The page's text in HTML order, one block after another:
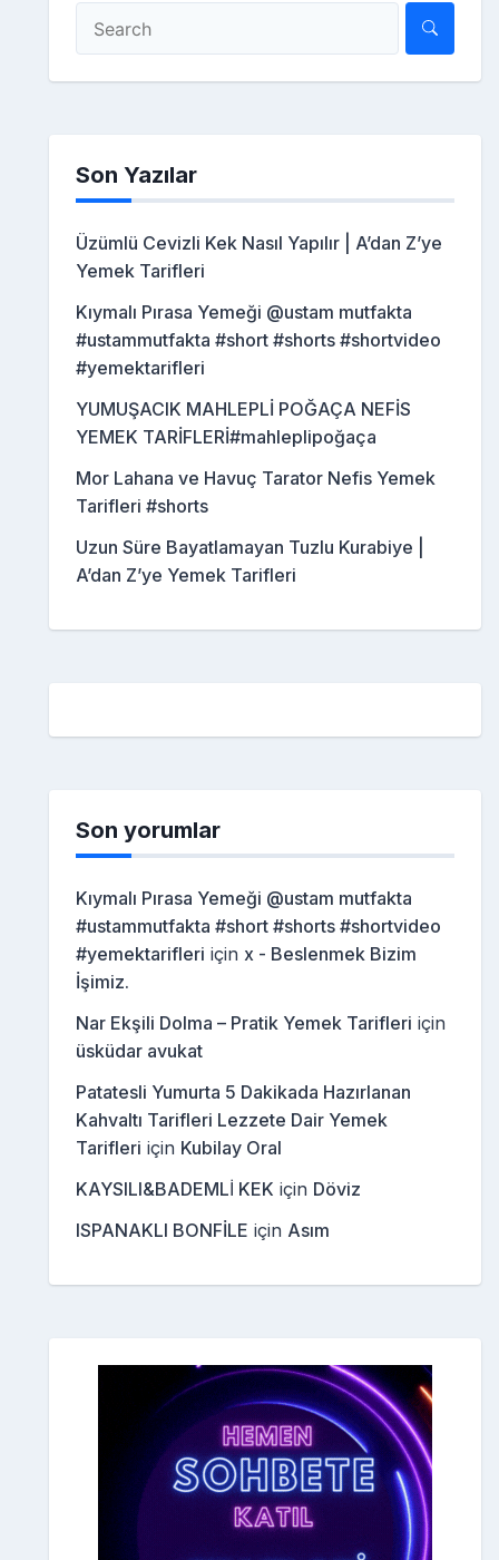
Son Yazılar
Üzümlü Cevizli Kek Nasıl Yapılır | A’dan Z’ye
Yemek Tarifleri
Kıymalı Pırasa Yemeği @ustam mutfakta
#ustammutfakta #short #shorts #shortvideo
#yemektarifleri
YUMUŞACIK MAHLEPLİ POĞAÇA NEFİS
YEMEK TARİFLERİ#mahleplipoğaça
Mor Lahana ve Havuç Tarator Nefis Yemek
Tarifleri #shorts
Uzun Süre Bayatlamayan Tuzlu Kurabiye |
A’dan Z’ye Yemek Tarifleri
Son yorumlar
Kıymalı Pırasa Yemeği @ustam mutfakta
#ustammutfakta #short #shorts #shortvideo
#yemektarifleri için x - Beslenmek Bizim
İşimiz.
Nar Ekşili Dolma – Pratik Yemek Tarifleri için
üsküdar avukat
Patatesli Yumurta 5 Dakikada Hazırlanan
Kahvaltı Tarifleri Lezzete Dair Yemek
Tarifleri için Kubilay Oral
KAYSILI&BADEMLİ KEK için Döviz
ISPANAKLI BONFİLE için Asım